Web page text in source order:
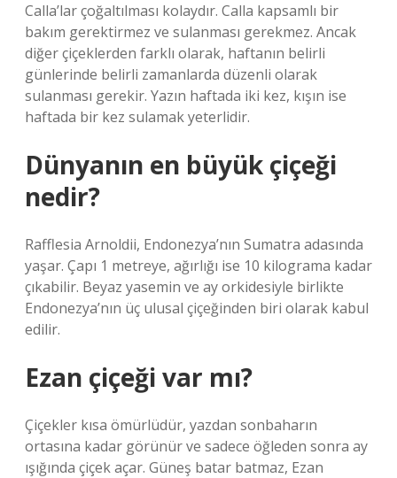
Calla’lar çoğaltılması kolaydır. Calla kapsamlı bir
bakım gerektirmez ve sulanması gerekmez. Ancak
diğer çiçeklerden farklı olarak, haftanın belirli
günlerinde belirli zamanlarda düzenli olarak
sulanması gerekir. Yazın haftada iki kez, kışın ise
haftada bir kez sulamak yeterlidir.
Dünyanın en büyük çiçeği
nedir?
Rafflesia Arnoldii, Endonezya’nın Sumatra adasında
yaşar. Çapı 1 metreye, ağırlığı ise 10 kilograma kadar
çıkabilir. Beyaz yasemin ve ay orkidesiyle birlikte
Endonezya’nın üç ulusal çiçeğinden biri olarak kabul
edilir.
Ezan çiçeği var mı?
Çiçekler kısa ömürlüdür, yazdan sonbaharın
ortasına kadar görünür ve sadece öğleden sonra ay
ışığında çiçek açar. Güneş batar batmaz, Ezan